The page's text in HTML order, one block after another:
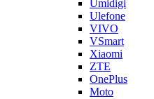
Umidigi
Ulefone
VIVO
VSmart
Xiaomi
ZTE
OnePlus
Moto